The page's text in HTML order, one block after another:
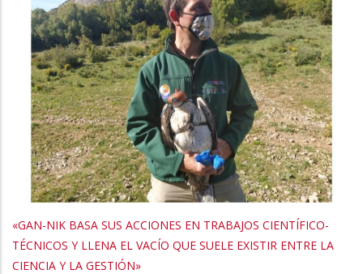
«GAN-NIK BASA SUS ACCIONES EN TRABAJOS CIENTÍFICO-
TÉCNICOS Y LLENA EL VACÍO QUE SUELE EXISTIR ENTRE LA
CIENCIA Y LA GESTIÓN»